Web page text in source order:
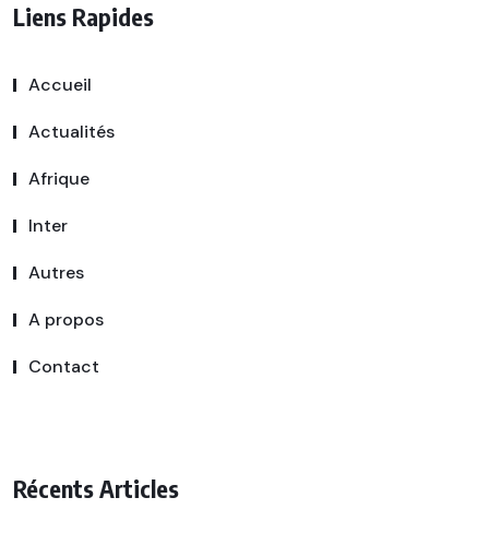
Liens Rapides
Accueil
Actualités
Afrique
Inter
Autres
A propos
Contact
Récents Articles